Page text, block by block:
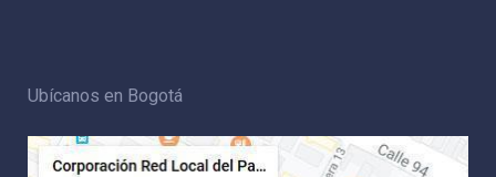
Ubícanos en Bogotá